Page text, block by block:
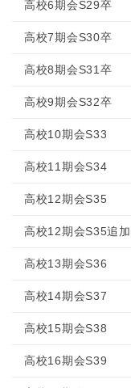
高校6期会S29卒
高校7期会S30卒
高校8期会S31卒
高校9期会S32卒
高校10期会S33
高校11期会S34
高校12期会S35
高校12期会S35追加
高校13期会S36
高校14期会S37
高校15期会S38
高校16期会S39